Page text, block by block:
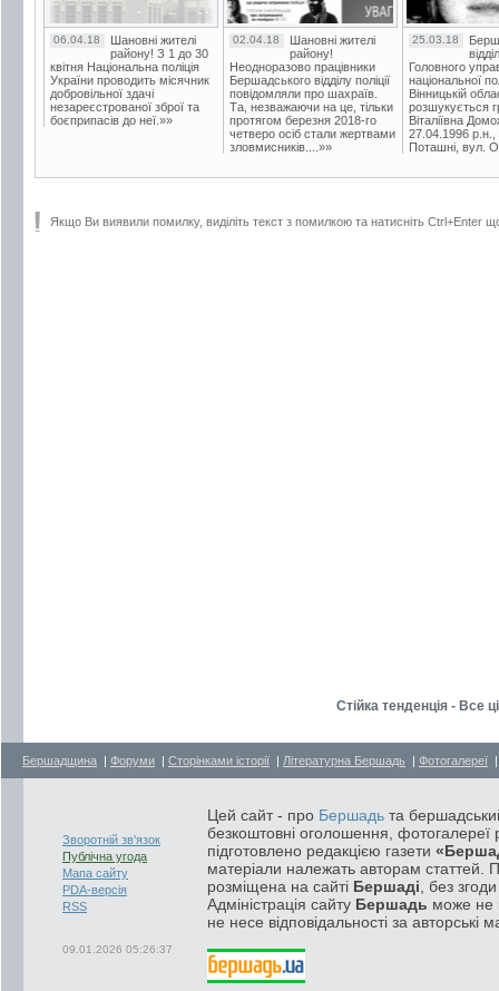
06.04.18
Шановні жителі
району! З 1 до 30
квітня Національна поліція
України проводить місячник
добровільної здачі
незареєстрованої зброї та
боєприпасів до неї.»»
02.04.18
Шановні жителі
району!
Неодноразово працівники
Бершадського відділу поліції
повідомляли про шахраїв.
Та, незважаючи на це, тільки
протягом березня 2018-го
четверо осіб стали жертвами
зловмисників....»»
25.03.18
Головного
національної
Вінницькій
розшукується
Віталіївна
27.04.1996 р.н.,
Поташні, вул.
Якщо Ви виявили помилку, виділіть текст з помилкою та натисніть Ctrl+Enter
Стійка тенденція - Все
Бершадщина | Форуми | Сторінками історії | Літературна Бершадь | Фотогалереї
Зворотній зв'язок
Публічна угода
Мапа сайту
PDA-версія
RSS
09.01.2026 05:26:37
Цей сайт - про Бершадь та
безкоштовні оголошення, фотогалереї
підготовлено редакцією газети
матеріали належать авторам статтей.
розміщена на сайті Бершаді , без
Адміністрація сайту Бершадь може не
не несе відповідальності за авторські